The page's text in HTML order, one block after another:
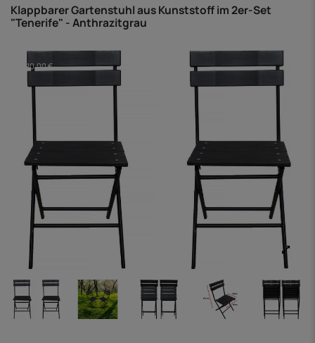
Klappbarer Gartenstuhl aus Kunststoff im 2er-Set
"Tenerife" - Anthrazitgrau
-10,00 €